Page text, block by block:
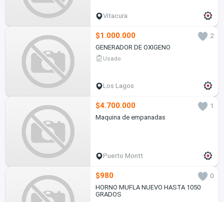
Vitacura
$1.000.000
2
GENERADOR DE OXIGENO
Usado
Los Lagos
$4.700.000
1
Maquina de empanadas
Puerto Montt
$980
0
HORNO MUFLA NUEVO HASTA 1050
GRADOS